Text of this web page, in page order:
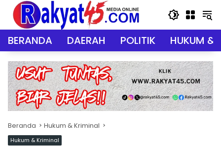
Langsung
konten
BERANDA DAERAH POLITIK HUKUM &
Beranda Hukum & Kriminal
Hukum & Kriminal